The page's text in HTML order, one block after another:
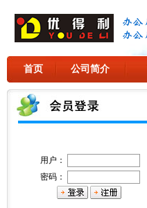
首页 公司简介
用户：
密码：